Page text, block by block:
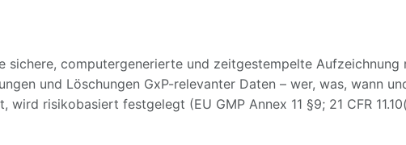
sichere, computergenerierte und zeitgestempelte Aufzeichnung
und Löschungen GxP-relevanter Daten – wer, was, wann
wird risikobasiert festgelegt (EU GMP Annex 11 §9; 21 CFR